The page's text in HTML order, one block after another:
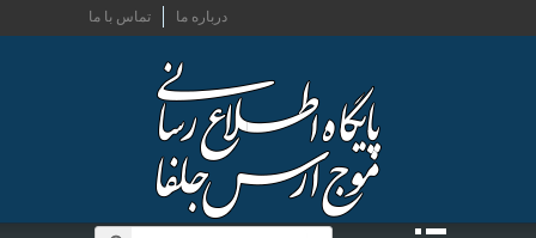
تماس با ما درباره ما